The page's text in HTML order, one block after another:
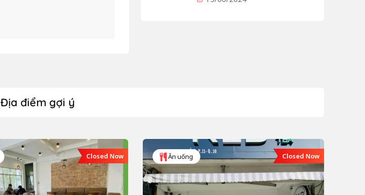
Địa điểm gợi ý
Closed Now Ăn uống Closed Now